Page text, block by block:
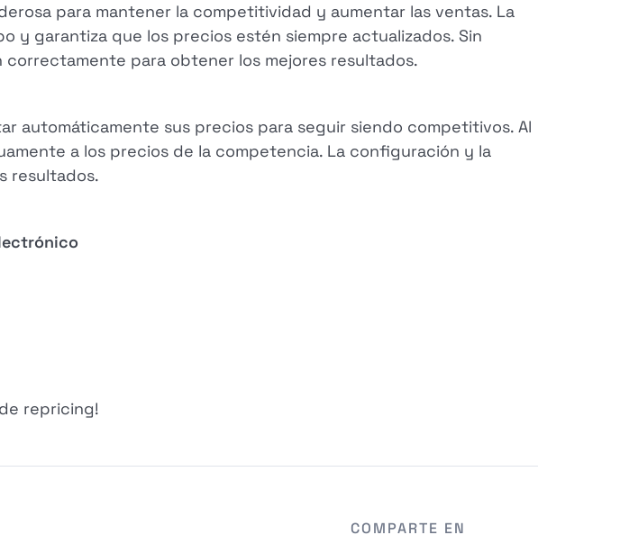
para mantener la competitividad y aumentar las ventas. La
y garantiza que los precios estén siempre actualizados. Sin
para obtener los mejores resultados.
automáticamente sus precios para seguir siendo competitivos. Al
a los precios de la competencia. La configuración y la
resultados.
repricing!
COMPARTE EN